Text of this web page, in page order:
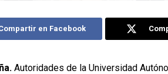
en Facebook
Autoridades de la Universidad